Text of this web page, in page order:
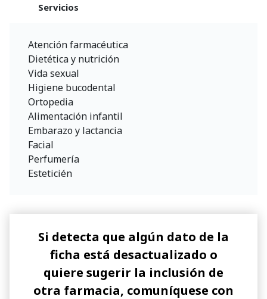
Servicios
Atención farmacéutica
Dietética y nutrición
Vida sexual
Higiene bucodental
Ortopedia
Alimentación infantil
Embarazo y lactancia
Facial
Perfumería
Esteticién
Si detecta que algún dato de la
ficha está desactualizado o
quiere sugerir la inclusión de
otra farmacia, comuníquese con